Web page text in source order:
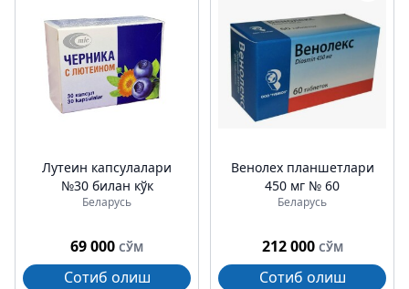
Лутеин капсулалари
№30 билан кўк
Беларусь
69 000 СЎМ
Сотиб олиш
Венолех планшетлари
450 мг № 60
Беларусь
212 000 СЎМ
Сотиб олиш